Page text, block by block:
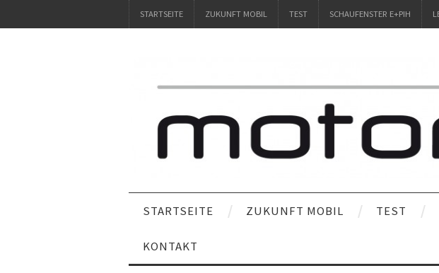
STARTSEITE ZUKUNFT MOBIL TEST SCHAUFENSTER E+PIH
STARTSEITE ZUKUNFT MOBIL TEST
KONTAKT